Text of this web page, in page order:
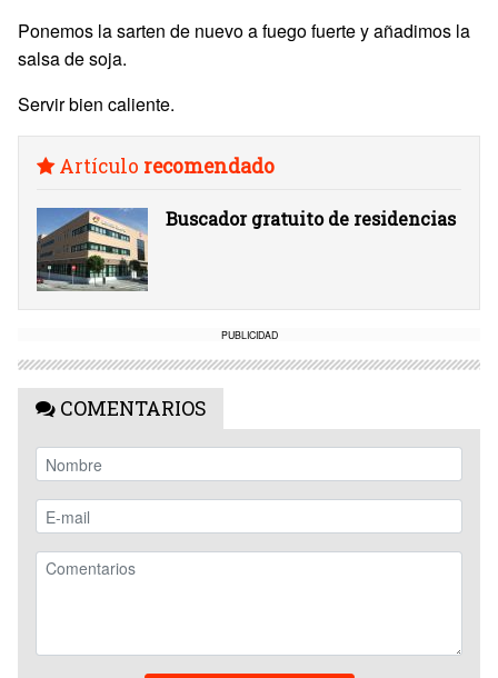
Ponemos la sarten de nuevo a fuego fuerte y añadimos la
salsa de soja.
Servir bien caliente.
Artículo recomendado
Buscador gratuito de residencias
PUBLICIDAD
COMENTARIOS